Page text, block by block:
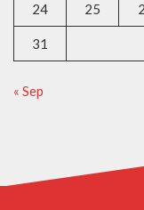
24 25
31
« Sep